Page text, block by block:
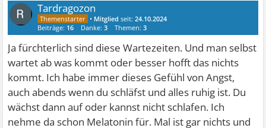
Tardragozon
• Mitglied seit:24.10.2024
Beiträge: 16 Danke:3 Themen:3
Ja fürchterlich sind diese Wartezeiten. Und man selbst
wartet ab was kommt oder besser hofft das nichts
kommt. Ich habe immer dieses Gefühl von Angst,
auch abends wenn du schläfst und alles ruhig ist. Du
wächst dann auf oder kannst nicht schlafen. Ich
nehme da schon Melatonin für. Mal ist gar nichts und